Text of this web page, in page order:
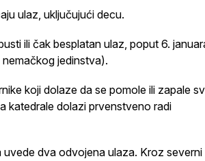
ulaz, uključujući decu.
ili čak besplatan ulaz, poput 6.
nemačkog jedinstva).
koji dolaze da se pomole ili zapale
katedrale dolazi prvenstveno radi
uvede dva odvojena ulaza. Kroz severni